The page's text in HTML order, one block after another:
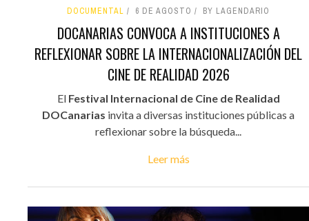
DOCUMENTAL 6 DE AGOSTO BY LAGENDARIO
DOCANARIAS CONVOCA A INSTITUCIONES A
REFLEXIONAR SOBRE LA INTERNACIONALIZACIÓN DEL
CINE DE REALIDAD 2026
El Festival Internacional de Cine de Realidad
DOCanarias invita a diversas instituciones públicas a
reflexionar sobre la búsqueda...
Leer más